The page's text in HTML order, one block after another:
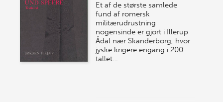
Et af de største samlede
fund af romersk
militærudrustning
nogensinde er gjort i Illerup
Ådal nær Skanderborg, hvor
jyske krigere engang i 200-
tallet…